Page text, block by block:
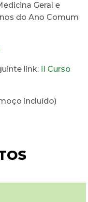
Geral e
do Ano Comum
link:
II Curso
incluído)